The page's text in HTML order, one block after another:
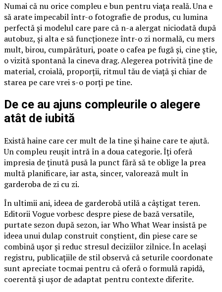
Numai că nu orice compleu e bun pentru viața reală. Una e
să arate impecabil într-o fotografie de produs, cu lumina
perfectă și modelul care pare că n-a alergat niciodată după
autobuz, și alta e să funcționeze într-o zi normală, cu mers
mult, birou, cumpărături, poate o cafea pe fugă și, cine știe,
o vizită spontană la cineva drag. Alegerea potrivită ține de
material, croială, proporții, ritmul tău de viață și chiar de
starea pe care vrei s-o porți pe tine.
De ce au ajuns compleurile o alegere
atât de iubită
Există haine care cer mult de la tine și haine care te ajută.
Un compleu reușit intră în a doua categorie. Îți oferă
impresia de ținută pusă la punct fără să te oblige la prea
multă planificare, iar asta, sincer, valorează mult în
garderoba de zi cu zi.
În ultimii ani, ideea de garderobă utilă a câștigat teren.
Editorii Vogue vorbesc despre piese de bază versatile,
purtate sezon după sezon, iar Who What Wear insistă pe
ideea unui dulap construit conștient, din piese care se
combină ușor și reduc stresul deciziilor zilnice. În același
registru, publicațiile de stil observă că seturile coordonate
sunt apreciate tocmai pentru că oferă o formulă rapidă,
coerentă și ușor de adaptat pentru contexte diferite.